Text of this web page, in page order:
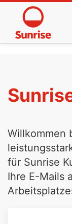
Willkommen
für Sunrise
Ihre E-Mails